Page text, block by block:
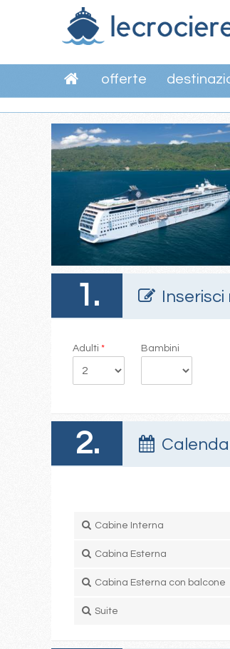
offerte
1.
Adulti * Bambini
2.
Cabine Interna
Cabina Esterna
Cabina Esterna con balcone
Suite